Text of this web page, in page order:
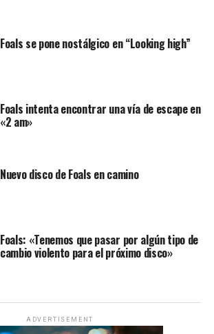
Foals se pone nostálgico en “Looking high”
Foals intenta encontrar una vía de escape en
«2 am»
Nuevo disco de Foals en camino
Foals: «Tenemos que pasar por algún tipo de
cambio violento para el próximo disco»
ADVERTISEMENT